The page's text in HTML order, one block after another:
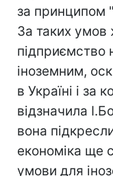
за принципом
За таких умов
підприємство
іноземним,
в Україні і за
відзначила
вона
економіка ще
умови для